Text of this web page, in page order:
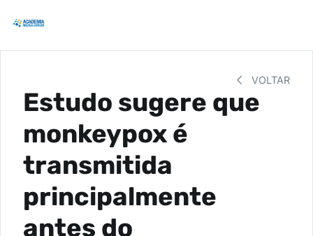
VOLTAR
Estudo sugere que
monkeypox é
transmitida
principalmente
antes do